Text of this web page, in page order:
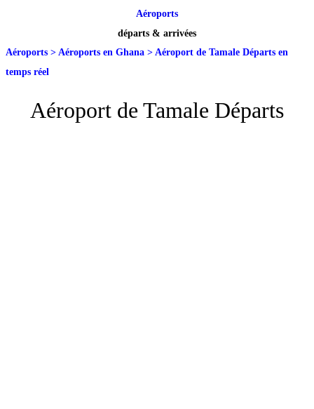
Aéroports
départs & arrivées
Aéroports > Aéroports en Ghana > Aéroport de Tamale Départs en
temps réel
Aéroport de Tamale Départs